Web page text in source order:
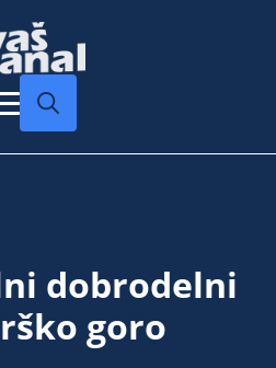
dobrodelni
goro